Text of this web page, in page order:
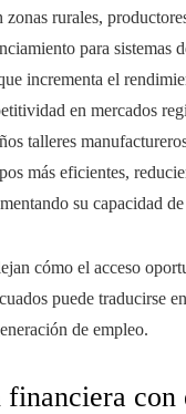
zonas rurales,
para sistemas
incrementa el
en mercados
talleres
más eficientes,
su capacidad
cómo el acceso
puede traducirse
de empleo.
con